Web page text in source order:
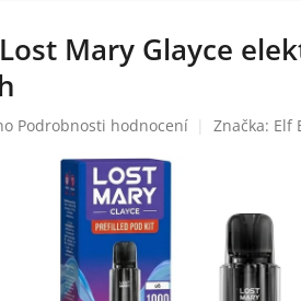
Mary Glayce
Podrobnosti hodnocení Značka: Elf